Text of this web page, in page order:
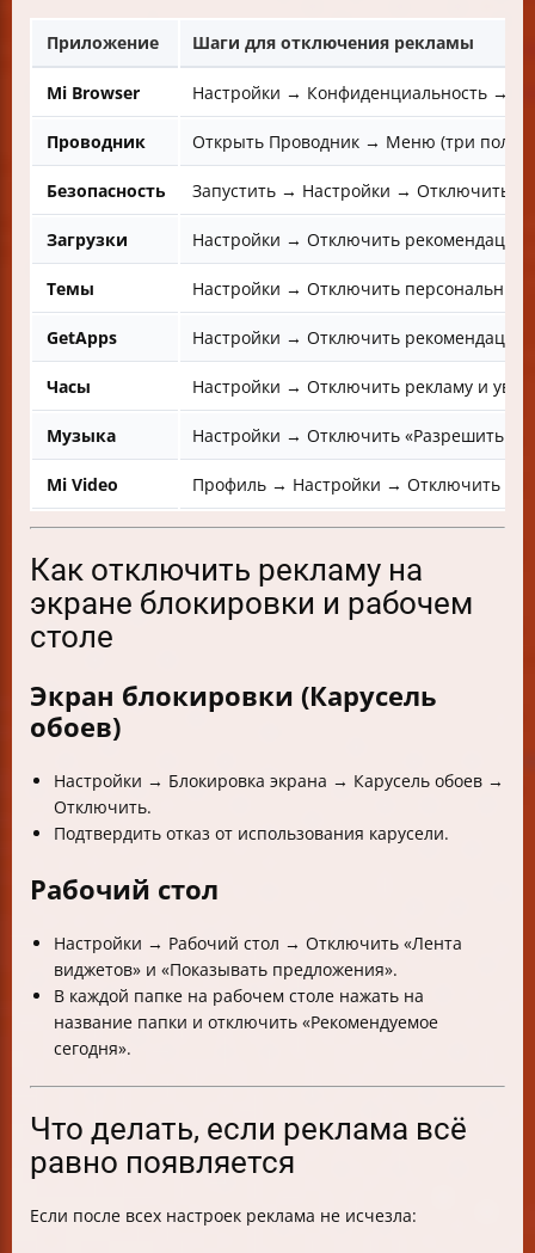
Приложение Шаги для отключения рекламы
Mi Browser Настройки → Конфиденциальность →
Проводник Открыть Проводник → Меню (три
Безопасность Запустить → Настройки → Отключить
Загрузки Настройки → Отключить рекомендации
Темы Настройки → Отключить персональные
GetApps Настройки → Отключить рекомендации
Часы Настройки → Отключить рекламу и
Музыка Настройки → Отключить «Разрешить
Mi Video Профиль → Настройки → Отключить
Как отключить рекламу на
экране блокировки и рабочем
столе
Экран блокировки (Карусель
обоев)
Настройки → Блокировка экрана → Карусель обоев →
Отключить.
Подтвердить отказ от использования карусели.
Рабочий стол
Настройки → Рабочий стол → Отключить «Лента
виджетов» и «Показывать предложения».
В каждой папке на рабочем столе нажать на
название папки и отключить «Рекомендуемое
сегодня».
Что делать, если реклама всё
равно появляется
Если после всех настроек реклама не исчезла: